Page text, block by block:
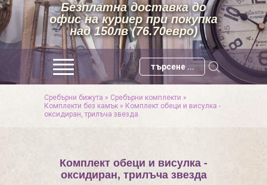
Безплатна доставка до
офис на куриер при покупка
над 150лв (76.70евро)
Сребърни бижута » Сребърни комплекти »
Комплекти без камък » Комплект обеци и висулка -
оксидиран, трилъча звезда
Комплект обеци и висулка -
оксидиран, трилъча звезда